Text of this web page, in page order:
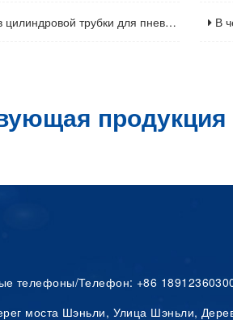
трубки для пневматического цилиндра В
продукция
телефоны/Телефон: +86
моста Шэньли, Улица Шэньли,